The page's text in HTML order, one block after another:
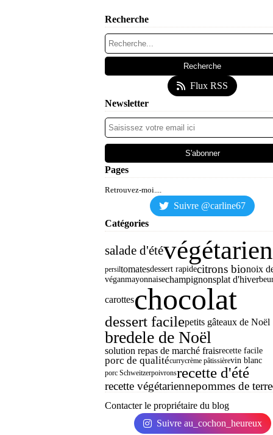
Recherche
Flux RSS
Newsletter
Pages
Retrouvez-moi....
Suivre @carline67
Catégories
salade d'étévégétarien
persiltomatesdessert rapidecitrons bionoix
véganmayonnaisechampignonsplat d'hiver
carotteschocolat
dessert facilepetits gâteaux de Noël
bredele de Noël
solution repas de marché fraisrecette facile
porc de qualitécurrycrème pâtissièrevin blanc
porc Schweitzerpoivronsrecette d'été
recette végétariennepommes de terre
Contacter le propriétaire du blog
Suivre au_cochon_heureux